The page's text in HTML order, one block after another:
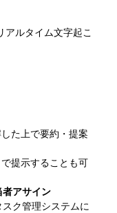
アルタイム文字起こ
た上で要約・提案
で提示することも可
者アサイン
ク管理システムに